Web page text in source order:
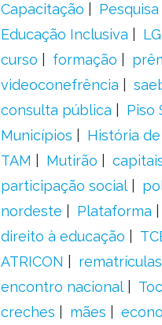
Capacitação
Pesquisa
Educação Inclusiva
curso
formação
videoconefrência
consulta pública
Piso
Municípios
História
TAM
Mutirão
participação social
nordeste
Plataforma
direito à educação
ATRICON
rematrículas
encontro nacional
creches
mães